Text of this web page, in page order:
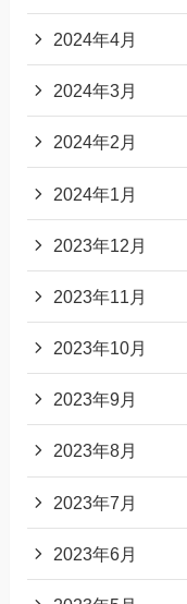
2024年4月
2024年3月
2024年2月
2024年1月
2023年12月
2023年11月
2023年10月
2023年9月
2023年8月
2023年7月
2023年6月